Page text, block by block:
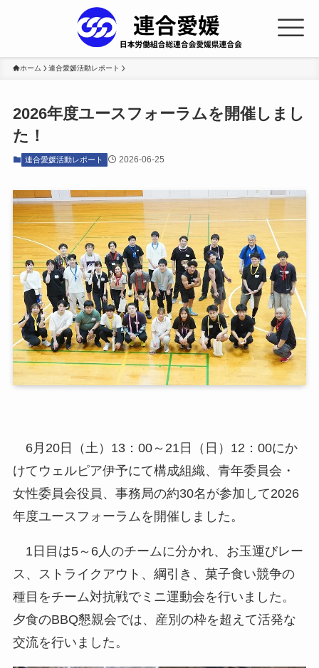
ホーム 連合愛媛活動レポート
2026年度ユースフォーラムを開催しまし
た！
連合愛媛活動レポート 2026-06-25
6月20日（土）13：00～21日（日）12：00にか
けてウェルピア伊予にて構成組織、青年委員会・
女性委員会役員、事務局の約30名が参加して2026
年度ユースフォーラムを開催しました。
1日目は5～6人のチームに分かれ、お玉運びレー
ス、ストライクアウト、綱引き、菓子食い競争の
種目をチーム対抗戦でミニ運動会を行いました。
夕食のBBQ懇親会では、産別の枠を超えて活発な
交流を行いました。